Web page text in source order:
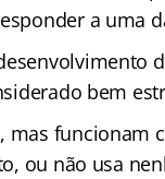
a uma
bem
mas funcionam
ou não usa